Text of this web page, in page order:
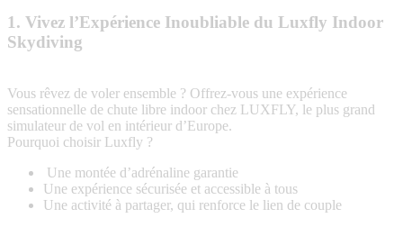
1. Vivez l’Expérience Inoubliable du Luxfly Indoor
Skydiving
Vous rêvez de voler ensemble ? Offrez-vous une expérience
sensationnelle de chute libre indoor chez LUXFLY, le plus grand
simulateur de vol en intérieur d’Europe.
Pourquoi choisir Luxfly ?
Une montée d’adrénaline garantie
Une expérience sécurisée et accessible à tous
Une activité à partager, qui renforce le lien de couple